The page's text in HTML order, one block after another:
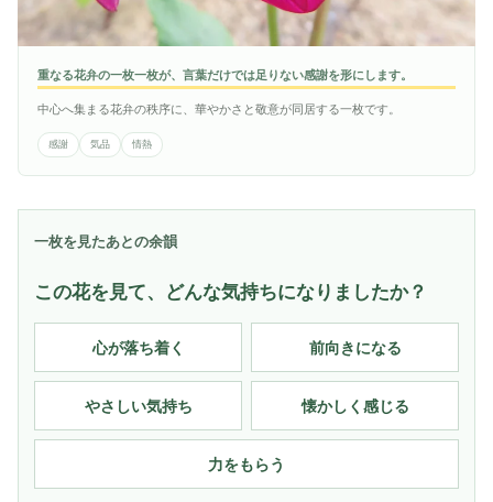
重なる花弁の一枚一枚が、言葉だけでは足りない感謝を形にします。
中心へ集まる花弁の秩序に、華やかさと敬意が同居する一枚です。
感謝 気品 情熱
一枚を見たあとの余韻
この花を見て、どんな気持ちになりましたか？
心が落ち着く 前向きになる
やさしい気持ち 懐かしく感じる
力をもらう